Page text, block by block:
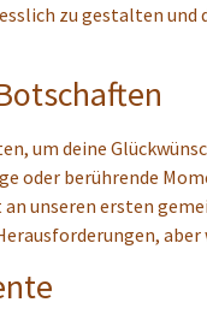
zu gestalten
um deine
oder berührende
unseren ersten